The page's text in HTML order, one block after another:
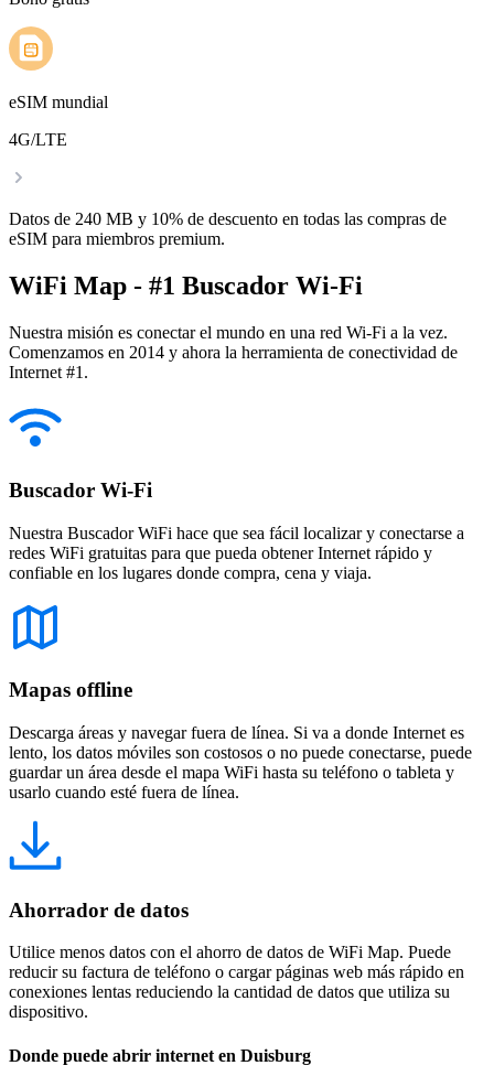
eSIM mundial
4G/LTE
Datos de 240 MB y 10% de descuento en todas las compras de
eSIM para miembros premium.
WiFi Map - #1 Buscador Wi-Fi
Nuestra misión es conectar el mundo en una red Wi-Fi a la vez.
Comenzamos en 2014 y ahora la herramienta de conectividad de
Internet #1.
Buscador Wi-Fi
Nuestra Buscador WiFi hace que sea fácil localizar y conectarse a
redes WiFi gratuitas para que pueda obtener Internet rápido y
confiable en los lugares donde compra, cena y viaja.
Mapas offline
Descarga áreas y navegar fuera de línea. Si va a donde Internet es
lento, los datos móviles son costosos o no puede conectarse, puede
guardar un área desde el mapa WiFi hasta su teléfono o tableta y
usarlo cuando esté fuera de línea.
Ahorrador de datos
Utilice menos datos con el ahorro de datos de WiFi Map. Puede
reducir su factura de teléfono o cargar páginas web más rápido en
conexiones lentas reduciendo la cantidad de datos que utiliza su
dispositivo.
Donde puede abrir internet en Duisburg